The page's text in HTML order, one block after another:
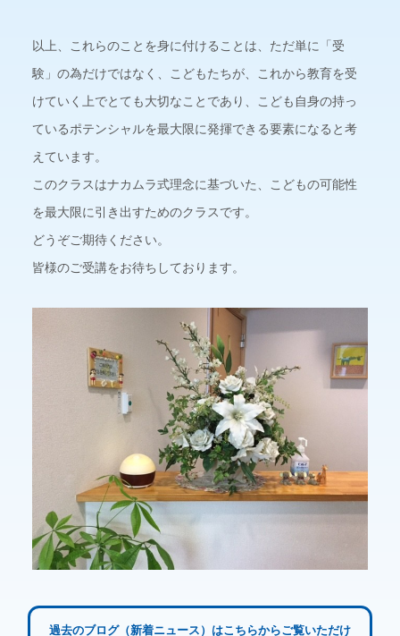
以上、これらのことを身に付けることは、ただ単に「受
験」の為だけではなく、こどもたちが、これから教育を受
けていく上でとても大切なことであり、こども自身の持っ
ているポテンシャルを最大限に発揮できる要素になると考
えています。
このクラスはナカムラ式理念に基づいた、こどもの可能性
を最大限に引き出すためのクラスです。
どうぞご期待ください。
皆様のご受講をお待ちしております。
過去のブログ（新着ニュース）はこちらからご覧いただけ